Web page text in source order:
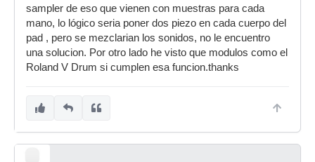
sampler de eso que vienen con muestras para cada
mano, lo lógico seria poner dos piezo en cada cuerpo del
pad , pero se mezclarian los sonidos, no le encuentro
una solucion. Por otro lado he visto que modulos como el
Roland V Drum si cumplen esa funcion.thanks